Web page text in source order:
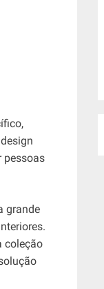
pessoas
grande
coleção